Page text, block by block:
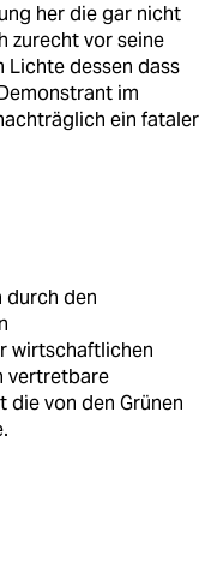
her die gar nicht
zurecht vor seine
Lichte dessen dass
im
ein fataler
durch den
wirtschaftlichen
vertretbare
die von den Grünen